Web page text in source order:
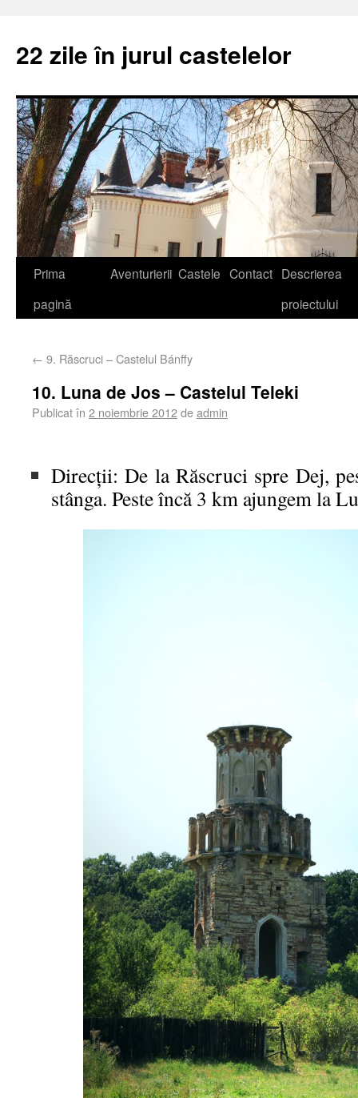
22 zile în jurul castelelor
Prima
pagină
Aventurierii Castele Contact Descrierea
proiectului
← 9. Răscruci – Castelul Bánffy
10. Luna de Jos – Castelul Teleki
Publicat în 2 noiembrie 2012deadmin
Direcții: De la Răscruci spre Dej,
stânga. Peste încă 3 km ajungem la